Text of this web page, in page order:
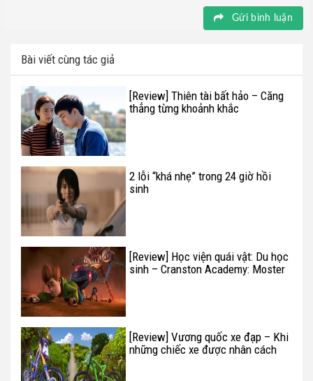
Gửi bình luận
Bài viết cùng tác giả
[Review] Thiên tài bất hảo – Căng
thẳng từng khoảnh khắc
2 lỗi “khá nhẹ” trong 24 giờ hồi
sinh
[Review] Học viện quái vật: Du học
sinh – Cranston Academy: Moster
[Review] Vương quốc xe đạp – Khi
những chiếc xe được nhân cách